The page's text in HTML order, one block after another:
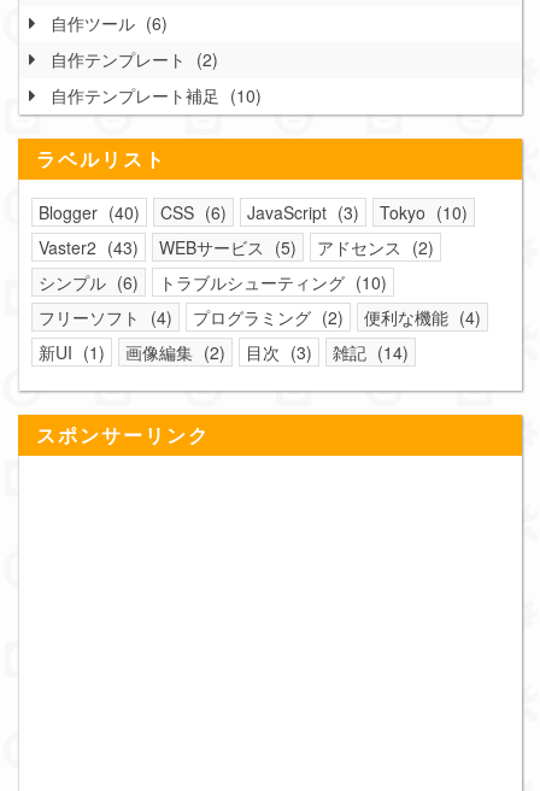
自作ツール
6
自作テンプレート
2
自作テンプレート補足
10
ラベルリスト
Blogger 40 CSS 6 JavaScript 3 Tokyo
10
Vaster2
43 WEBサービス 5 アドセンス
2
シンプル
6 トラブルシューティング
10
フリーソフト
4 プログラミング 2 便利な機能
4
新UI
1 画像編集 2 目次 3 雑記 14
スポンサーリンク